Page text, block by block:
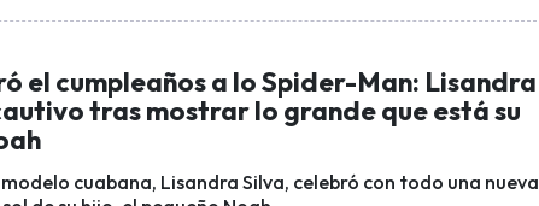
el cumpleaños a lo Spider-Man: Lisandra
tras mostrar lo grande que está su
modelo cuabana, Lisandra Silva, celebró con todo una nueva